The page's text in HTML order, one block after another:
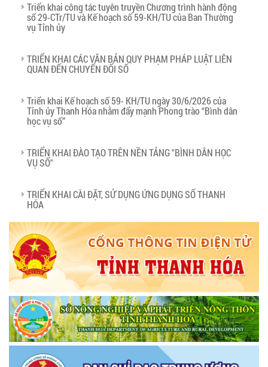
Triển khai công tác tuyên truyền Chương trình hành động
số 29-CTr/TU và Kế hoạch số 59-KH/TU của Ban Thường
vụ Tỉnh ủy
TRIỂN KHAI CÁC VĂN BẢN QUY PHẠM PHÁP LUẬT LIÊN
QUAN ĐẾN CHUYỂN ĐỔI SỐ
Triển khai Kế hoạch số 59- KH/TU ngày 30/6/2026 của
Tỉnh ủy Thanh Hóa nhằm đẩy mạnh Phong trào “Bình dân
học vụ số”
TRIỂN KHAI ĐÀO TẠO TRÊN NỀN TẢNG "BÌNH DÂN HỌC
VỤ SỐ"
TRIỂN KHAI CÀI ĐẶT, SỬ DỤNG ỨNG DỤNG SỐ THANH
HÓA